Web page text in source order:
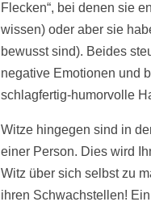
Flecken“, bei denen sie
wissen) oder aber sie
bewusst sind). Beides
negative Emotionen und
schlagfertig-humorvolle
Witze hingegen sind in
einer Person. Dies wird
Witz über sich selbst zu
ihren Schwachstellen!